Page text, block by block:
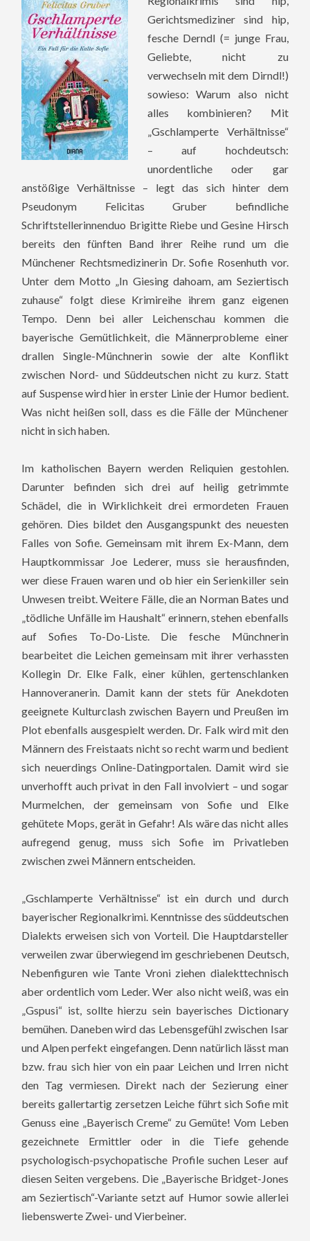
Gerichtsmediziner sind hip,
fesche Derndl (= junge Frau,
Geliebte, nicht zu
verwechseln mit dem Dirndl!)
sowieso: Warum also nicht
alles kombinieren? Mit
„Gschlamperte Verhältnisse“
– auf hochdeutsch:
unordentliche oder gar
anstößige Verhältnisse – legt das sich hinter dem
Pseudonym Felicitas Gruber befindliche
Schriftstellerinnenduo Brigitte Riebe und Gesine Hirsch
bereits den fünften Band ihrer Reihe rund um die
Münchener Rechtsmedizinerin Dr. Sofie Rosenhuth vor.
Unter dem Motto „In Giesing dahoam, am Seziertisch
zuhause“ folgt diese Krimireihe ihrem ganz eigenen
Tempo. Denn bei aller Leichenschau kommen die
bayerische Gemütlichkeit, die Männerprobleme einer
drallen Single-Münchnerin sowie der alte Konflikt
zwischen Nord- und Süddeutschen nicht zu kurz. Statt
auf Suspense wird hier in erster Linie der Humor bedient.
Was nicht heißen soll, dass es die Fälle der Münchener
nicht in sich haben.
Im katholischen Bayern werden Reliquien gestohlen.
Darunter befinden sich drei auf heilig getrimmte
Schädel, die in Wirklichkeit drei ermordeten Frauen
gehören. Dies bildet den Ausgangspunkt des neuesten
Falles von Sofie. Gemeinsam mit ihrem Ex-Mann, dem
Hauptkommissar Joe Lederer, muss sie herausfinden,
wer diese Frauen waren und ob hier ein Serienkiller sein
Unwesen treibt.Weitere Fälle, die an Norman Bates und
„tödliche Unfälle im Haushalt“ erinnern, stehen ebenfalls
auf Sofies To-Do-Liste. Die fesche Münchnerin
bearbeitet die Leichen gemeinsam mit ihrer verhassten
Kollegin Dr. Elke Falk, einer kühlen, gertenschlanken
Hannoveranerin. Damit kann der stets für Anekdoten
geeignete Kulturclash zwischen Bayern und Preußen im
Plot ebenfalls ausgespielt werden. Dr. Falk wird mit den
Männern des Freistaats nicht so recht warm und bedient
sich neuerdings Online-Datingportalen. Damit wird sie
unverhofft auch privat in den Fall involviert – und sogar
Murmelchen, der gemeinsam von Sofie und Elke
gehütete Mops, gerät in Gefahr! Als wäre das nicht alles
aufregend genug, muss sich Sofie im Privatleben
zwischen zwei Männern entscheiden.
„Gschlamperte Verhältnisse“ ist ein durch und durch
bayerischer Regionalkrimi. Kenntnisse des süddeutschen
Dialekts erweisen sich von Vorteil. Die Hauptdarsteller
verweilen zwar überwiegend im geschriebenen Deutsch,
Nebenfiguren wie Tante Vroni ziehen dialekttechnisch
aber ordentlich vom Leder. Wer also nicht weiß, was ein
„Gspusi“ ist, sollte hierzu sein bayerisches Dictionary
bemühen. Daneben wird das Lebensgefühl zwischen Isar
und Alpen perfekt eingefangen. Denn natürlich lässt man
bzw. frau sich hier von ein paar Leichen und Irren nicht
den Tag vermiesen. Direkt nach der Sezierung einer
bereits gallertartig zersetzen Leiche führt sich Sofie mit
Genuss eine „Bayerisch Creme“ zu Gemüte! Vom Leben
gezeichnete Ermittler oder in die Tiefe gehende
psychologisch-psychopatische Profile suchen Leser auf
diesen Seiten vergebens. Die „Bayerische Bridget-Jones
am Seziertisch“-Variante setzt auf Humor sowie allerlei
liebenswerte Zwei- und Vierbeiner.